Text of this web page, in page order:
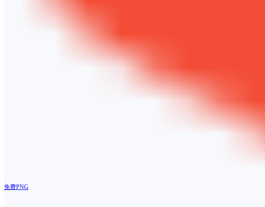
免费PNG